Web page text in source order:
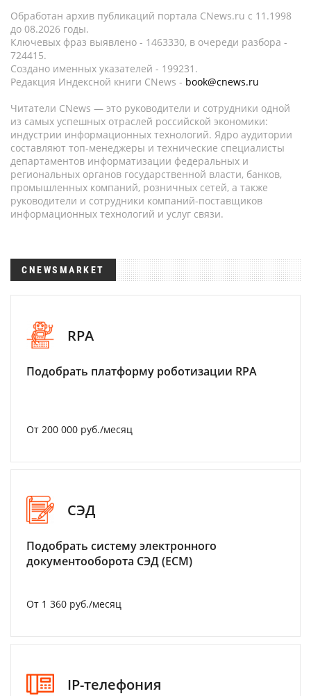
Обработан архив публикаций портала CNews.ru c 11.1998
до 08.2026 годы.
Ключевых фраз выявлено - 1463330, в очереди разбора -
724415.
Создано именных указателей - 199231.
Редакция Индексной книги CNews - book@cnews.ru
Читатели CNews — это руководители и сотрудники одной
из самых успешных отраслей российской экономики:
индустрии информационных технологий. Ядро аудитории
составляют топ-менеджеры и технические специалисты
департаментов информатизации федеральных и
региональных органов государственной власти, банков,
промышленных компаний, розничных сетей, а также
руководители и сотрудники компаний-поставщиков
информационных технологий и услуг связи.
CNEWSMARKET
RPA
Подобрать платформу роботизации RPA
От 200 000 руб./месяц
СЭД
Подобрать систему электронного
документооборота СЭД (ECM)
От 1 360 руб./месяц
IP-телефония